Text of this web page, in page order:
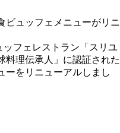
ッフェレストラン「スリユ
料理伝承人」に認証された
ーをリニューアルしまし